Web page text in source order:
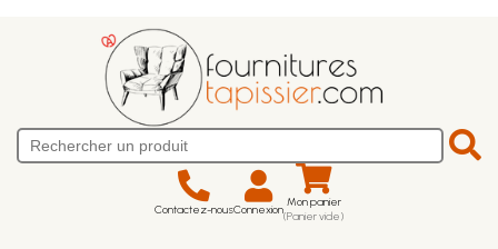
Contactez-nousConnexion Mon panier
(Panier vide)